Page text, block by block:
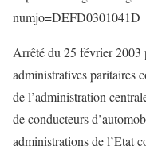
numjo=DEFD0301041D
Arrêté du 25 février 2003
administratives paritaires
de l’administration
de conducteurs
administrations de l’Etat